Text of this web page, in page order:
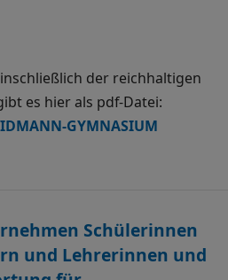
der reichhaltigen
es hier als pdf-Datei:
GYMNASIUM
Schülerinnen
und Lehrerinnen und